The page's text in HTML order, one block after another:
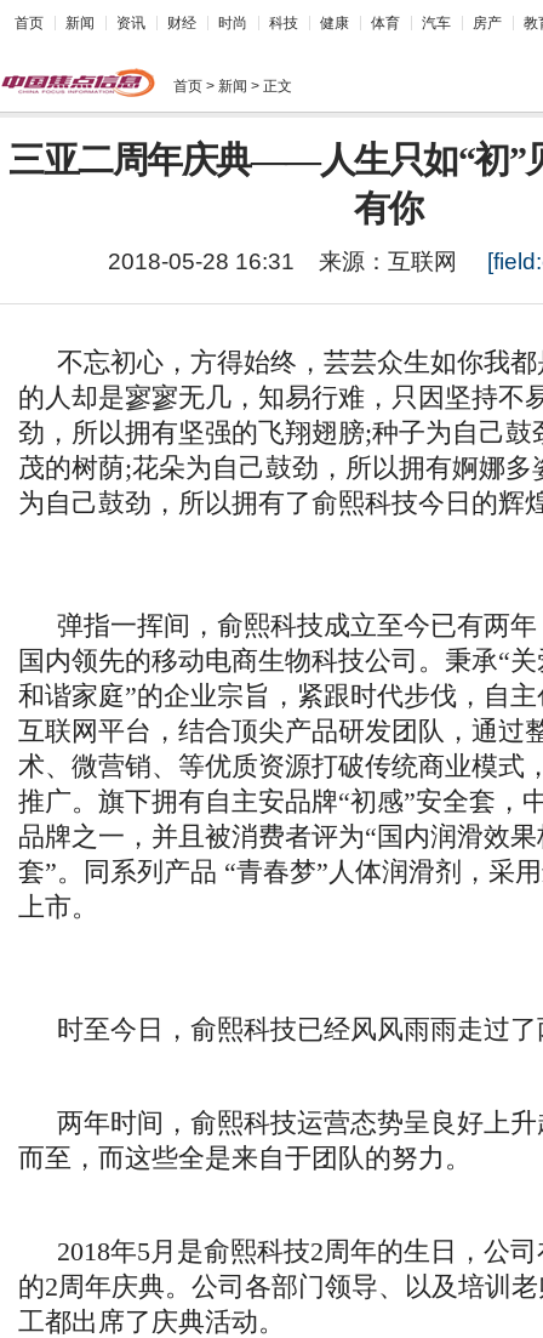
首页 新闻 资讯 财经 时尚 科技 健康 体育 汽车 房产 教
首页 > 新闻 > 正文
三亚二周年庆典——人生只如“初”
有你
2018-05-28 16:31 来源： 互联网
不忘初心，方得始终，芸芸众生如你我
的人却是寥寥无几，知易行难，只因坚持不
劲，所以拥有坚强的飞翔翅膀;种子为自己鼓
茂的树荫;花朵为自己鼓劲，所以拥有婀娜
为自己鼓劲，所以拥有了俞熙科技今日的辉
弹指一挥间，俞熙科技成立至今已有两
国内领先的移动电商生物科技公司。秉承“
和谐家庭”的企业宗旨，紧跟时代步伐，自
互联网平台，结合顶尖产品研发团队，通过
术、微营销、等优质资源打破传统商业模式
推广。旗下拥有自主安品牌“初感”安全套，
品牌之一，并且被消费者评为“国内润滑效
套”。同系列产品 “青春梦”人体润滑剂，采
上市。
时至今日，俞熙科技已经风风雨雨走过
两年时间，俞熙科技运营态势呈良好上
而至，而这些全是来自于团队的努力。
2018年5月是俞熙科技2周年的生日，公
的2周年庆典。公司各部门领导、以及培训
工都出席了庆典活动。